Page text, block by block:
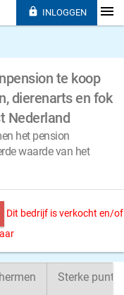
te koop
dierenarts en fok
Nederland
het pension
waarde van het
Dit bedrijf is verkocht en/of
Sterke
 INLOGGEN